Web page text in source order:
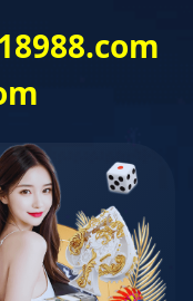
业绩实力 新闻